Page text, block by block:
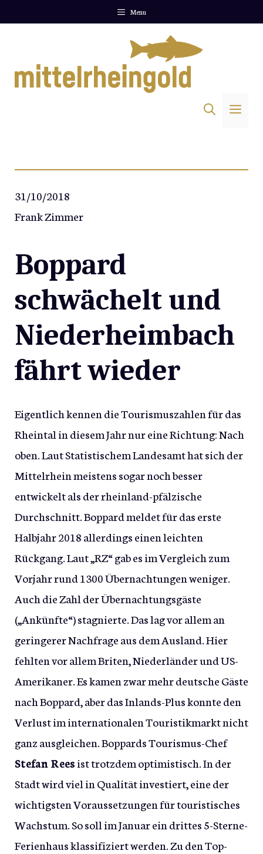
Menu
31/10/2018
Frank Zimmer
Boppard
schwächelt und
Niederheimbach
fährt wieder
Eigentlich kennen die Tourismuszahlen für das
Rheintal in diesem Jahr nur eine Richtung: Nach
oben. Laut Statistischem Landesamt hat sich der
Mittelrhein meistens sogar noch besser
entwickelt als der rheinland-pfälzische
Durchschnitt. Boppard meldet für das erste
Halbjahr 2018 allerdings einen leichten
Rückgang. Laut „RZ“ gab es im Vergleich zum
Vorjahr rund 1300 Übernachtungen weniger.
Auch die Zahl der Übernachtungsgäste
(„Ankünfte“) stagnierte. Das lag vor allem an
geringerer Nachfrage aus dem Ausland. Hier
fehlten vor allem Briten, Niederländer und US-
Amerikaner. Es kamen zwar mehr deutsche Gäste
nach Boppard, aber das Inlands-Plus konnte den
Verlust im internationalen Touristikmarkt nicht
ganz ausgleichen. Boppards Tourismus-Chef
Stefan Reesist trotzdem optimistisch. In der
Stadt wird viel in Qualität investiert, eine der
wichtigsten Voraussetzungen für touristisches
Wachstum. So soll im Januar ein drittes 5-Sterne-
Ferienhaus klassifiziert werden. Zu den Top-